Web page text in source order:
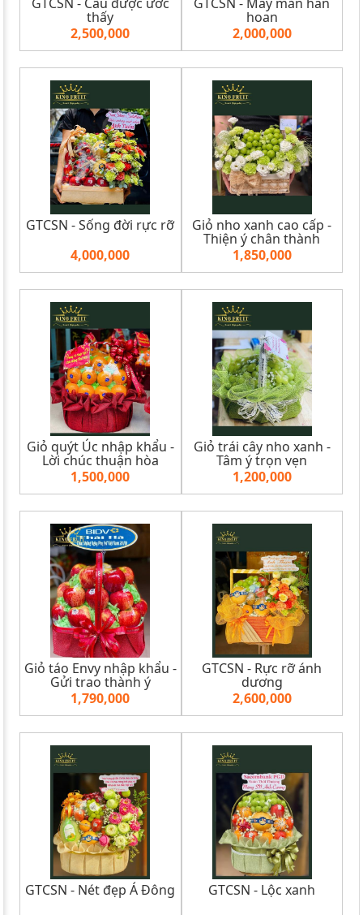
thấy
2,500,000
hoan
2,000,000
GTCSN - Sống đời rực rỡ
4,000,000
Giỏ nho xanh cao cấp -
Thiện ý chân thành
1,850,000
Giỏ quýt Úc nhập khẩu -
Lời chúc thuận hòa
1,500,000
Giỏ trái cây nho xanh -
Tâm ý trọn vẹn
1,200,000
Giỏ táo Envy nhập khẩu -
Gửi trao thành ý
1,790,000
GTCSN - Rực rỡ ánh
dương
2,600,000
GTCSN - Nét đẹp Á Đông
GTCSN - Lộc xanh